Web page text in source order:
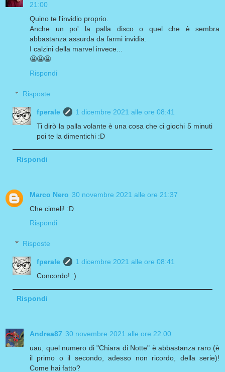
21:00
Quino te l'invidio proprio.
Anche un po' la palla disco o quel che è sembra
abbastanza assurda da farmi invidia.
I calzini della marvel invece...
😬😬😬
Rispondi
Risposte
fperale
1 dicembre 2021 alle ore 08:41
Ti dirò la palla volante è una cosa che ci giochi 5 minuti
poi te la dimentichi :D
Rispondi
Marco Nero 30 novembre 2021 alle ore 21:37
Che cimeli! :D
Rispondi
Risposte
fperale
1 dicembre 2021 alle ore 08:41
Concordo! :)
Rispondi
Andrea87 30 novembre 2021 alle ore 22:00
uau, quel numero di "Chiara di Notte" è abbastanza raro (è
il primo o il secondo, adesso non ricordo, della serie)!
Come hai fatto?